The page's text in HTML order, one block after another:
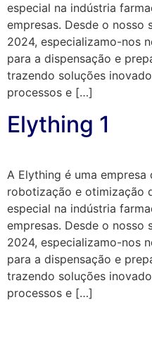
especial na indústria
empresas. Desde o nosso
2024, especializamo-nos
para a dispensação e
trazendo soluções
processos e […]
Elything 1
A Elything é uma
robotização e otimização
especial na indústria
empresas. Desde o nosso
2024, especializamo-nos
para a dispensação e
trazendo soluções
processos e […]